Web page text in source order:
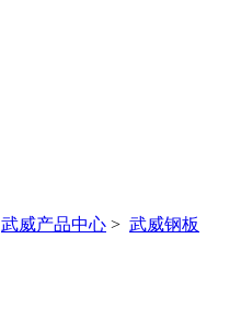
武威产品中心 > 武威钢板